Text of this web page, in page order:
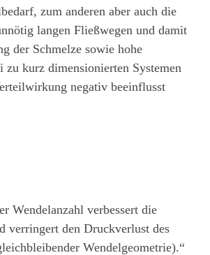
zum anderen aber auch die
langen Fließwegen und damit
der Schmelze sowie hohe
zu kurz dimensionierten Systemen
negativ beeinflusst
Wendelanzahl verbessert die
verringert den Druckverlust des
Wendelgeometrie).“